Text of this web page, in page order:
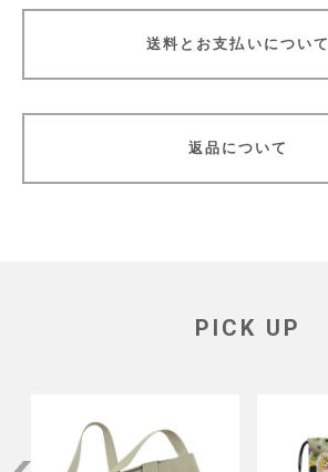
送料とお支払いについて
返品について
PICK UP